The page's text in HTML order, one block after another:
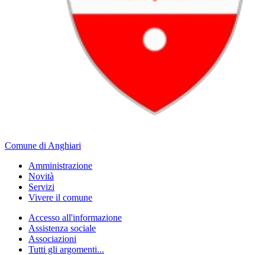
Comune di Anghiari
Amministrazione
Novità
Servizi
Vivere il comune
Accesso all'informazione
Assistenza sociale
Associazioni
Tutti gli argomenti...